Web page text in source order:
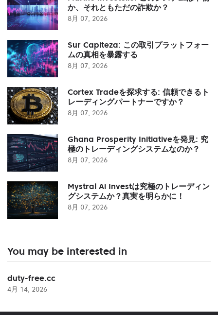
か、それともただの詐欺か？
8月 07, 2026
Sur Capiteza: この取引プラットフォー
ムの真相を暴露する
8月 07, 2026
Cortex Tradeを探求する: 信頼できるト
レーディングパートナーですか？
8月 07, 2026
Ghana Prosperity Initiativeを発見: 究
極のトレーディングシステムなのか？
8月 07, 2026
Mystral Ai Investは究極のトレーディン
グシステムか？真実を明らかに！
8月 07, 2026
You may be interested in
duty-free.cc
4月 14, 2026